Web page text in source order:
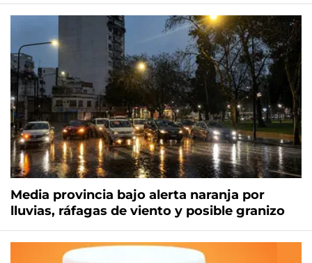
Media provincia bajo alerta naranja por
lluvias, ráfagas de viento y posible granizo